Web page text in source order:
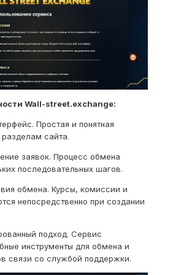
Wall-street.exchange:
Простая и понятная
сайта.
заявок. Процесс обмена
последовательных шагов.
обмена. Курсы, комиссии и
непосредственно при создании
подход. Сервис
инструменты для обмена и
связи со службой поддержки.